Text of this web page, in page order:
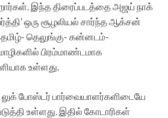
இந்த திரைப்படத்தை அஜய் நாக்
ஒரு சூழலியல் சார்ந்த ஆக்சன்
தமிழ்- தெலுங்கு- கன்னடம்-
பிரம்மாண்டமாக
உள்ளது.‌
போஸ்டர் பார்வையாளர்களிடையே
உள்ளது. இதில் கோடாரிகள்